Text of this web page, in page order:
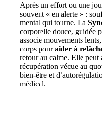
Après un effort ou une
souvent « en alerte » :
mental qui tourne. La
corporelle douce, guidée
associe mouvements
corps pouraider à
retour au calme. Elle peut
récupération vécue au
bien-être et
médical.